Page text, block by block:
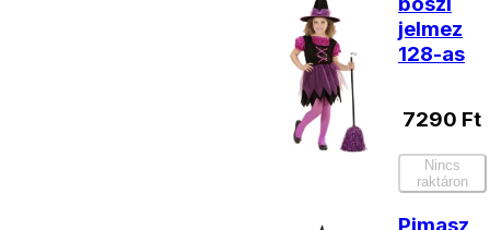
jelmez
128-as
7290 Ft
Nincs
raktáron